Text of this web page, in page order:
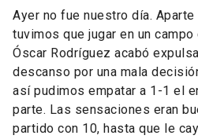
Ayer no fue nuestro día.
tuvimos que jugar en un
Óscar Rodríguez acabó
descanso por una mala
así pudimos empatar a 1-1 el
parte. Las sensaciones eran
partido con 10, hasta que le